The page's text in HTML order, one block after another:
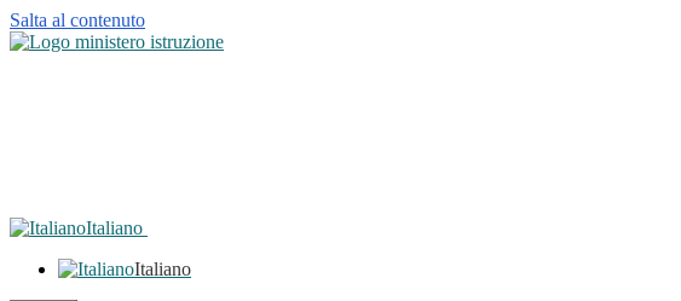
Salta al contenuto
Italiano
Italiano